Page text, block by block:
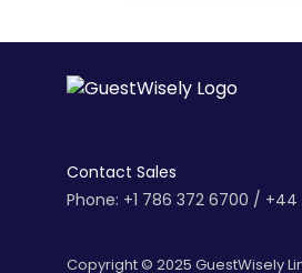
Contact Sales
Phone: +1 786 372 6700 /
Copyright © 2025 GuestWisely